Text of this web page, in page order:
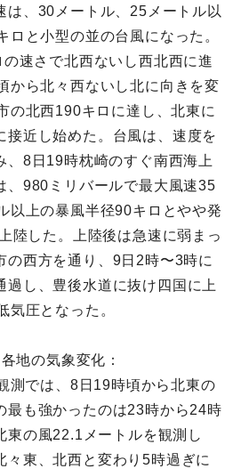
は、30メートル、25メートル以
ロと小型の並の台風になった。
速さで北西ないし西北西に進
から北々西ないし北に向きを変
の北西190キロに達し、北東に
接近し始めた。台風は、速度を
、8日19時枕崎のすぐ南西海上
、980ミリバールで最大風速35
以上の暴風半径90キロとやや発
陸した。上陸後は急速に弱まっ
の西方を通り、9日2時〜3時に
過し、豊後水道に抜け四国に上
気圧となった。
地の気象変化：
測では、8日19時頃から北東の
最も強かったのは23時から24時
東の風22.1メートルを観測し
々東、北西と変わり5時過ぎに